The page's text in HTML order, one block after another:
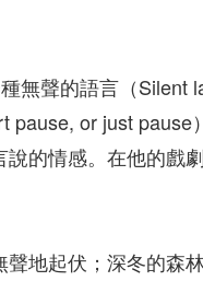
無聲的語言（Silent
or just pause
的情感。在他的戲
地起伏；深冬的森